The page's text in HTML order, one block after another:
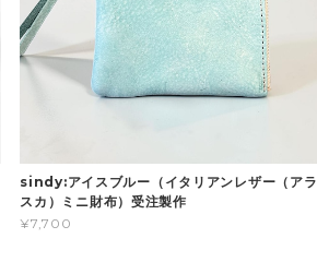
sindy:アイスブルー（イタリアンレザー（アラ
スカ）ミニ財布）受注製作
¥7,700